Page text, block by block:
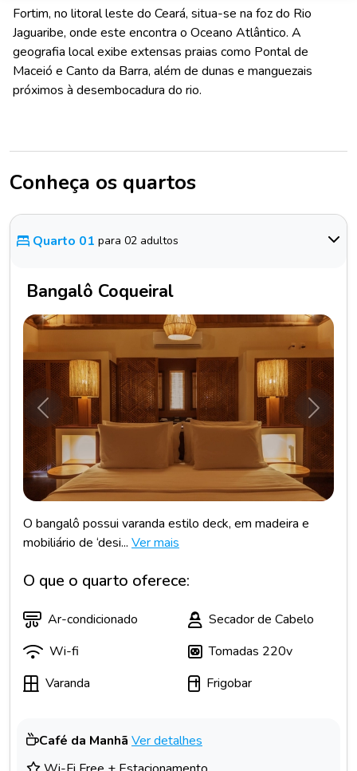
Fortim, no litoral leste do Ceará, situa-se na foz do Rio
Jaguaribe, onde este encontra o Oceano Atlântico. A
geografia local exibe extensas praias como Pontal de
Maceió e Canto da Barra, além de dunas e manguezais
próximos à desembocadura do rio.
Conheça os quartos
Quarto 01 para 02 adultos
Bangalô Coqueiral
Anterior
O bangalô possui varanda estilo deck, em madeira e
mobiliário de ‘desi... Ver mais
O que o quarto oferece:
Ar-condicionado
Secador de Cabelo
Wi-fi
Tomadas 220v
Varanda
Frigobar
Café da Manhã Ver detalhes